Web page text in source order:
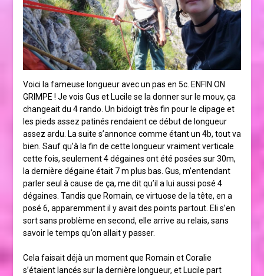
Voici la fameuse longueur avec un pas en 5c. ENFIN ON
GRIMPE ! Je vois Gus et Lucile se la donner sur le mouv, ça
changeait du 4 rando. Un bidoigt très fin pour le clipage et
les pieds assez patinés rendaient ce début de longueur
assez ardu. La suite s’annonce comme étant un 4b, tout va
bien. Sauf qu’à la fin de cette longueur vraiment verticale
cette fois, seulement 4 dégaines ont été posées sur 30m,
la dernière dégaine était 7 m plus bas. Gus, m’entendant
parler seul à cause de ça, me dit qu’il a lui aussi posé 4
dégaines. Tandis que Romain, ce virtuose de la tête, en a
posé 6, apparemment il y avait des points partout. Eli s’en
sort sans problème en second, elle arrive au relais, sans
savoir le temps qu’on allait y passer.
Cela faisait déjà un moment que Romain et Coralie
s’étaient lancés sur la dernière longueur, et Lucile part